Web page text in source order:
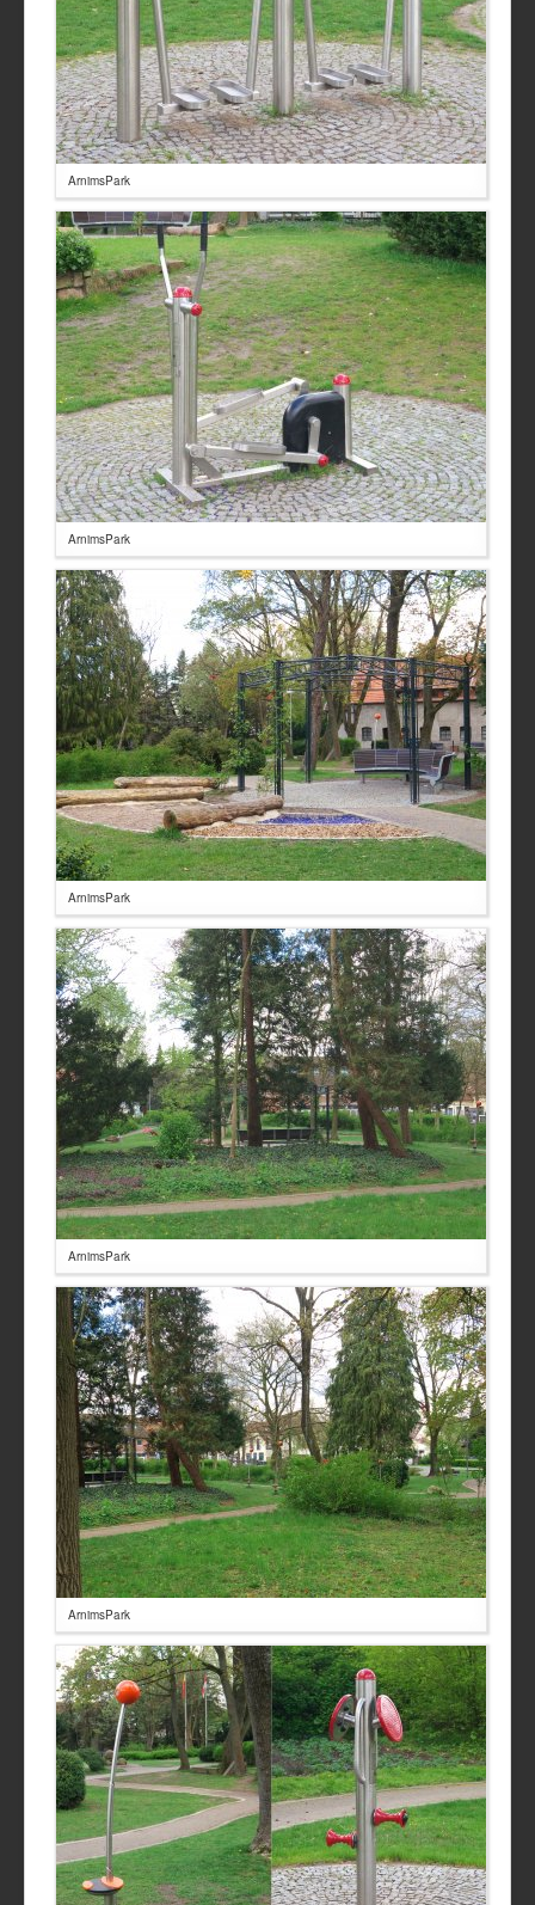
ArnimsPark
ArnimsPark
ArnimsPark
ArnimsPark
ArnimsPark